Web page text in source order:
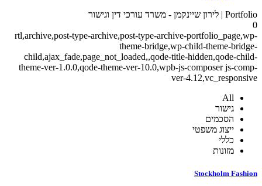
Portfolio | לירון שיינקמן - משרד עורכי דין וגישור
0
rtl,archive,post-type-archive,post-type-archive-portfolio_page,wp-
theme-bridge,wp-child-theme-bridge-
child,ajax_fade,page_not_loaded,,qode-title-hidden,qode-child-
theme-ver-1.0.0,qode-theme-ver-10.0,wpb-js-composer js-comp-
ver-4.12,vc_responsive
All
גישור
הסכמים
ייצוג משפטי
כללי
מזונות
Stockholm Fashion